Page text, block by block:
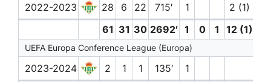
2022-2023
28 6 22 715′ 1 2 (1)
61 31 30 2692′ 1 0 1 12 (1)
UEFA Europa Conference League (Europa)
2023-2024 2 1 1 135′
1